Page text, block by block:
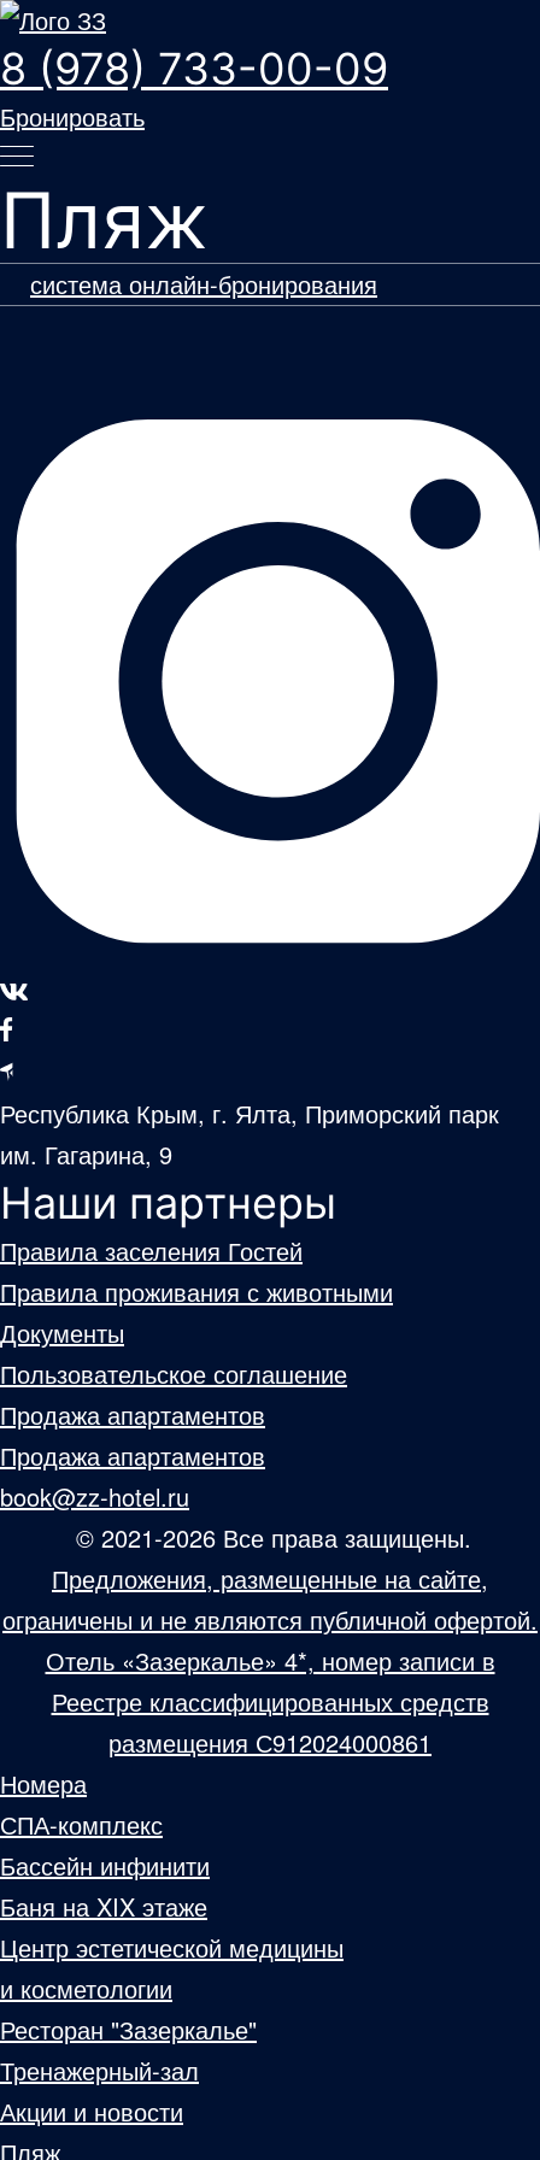
8 (978) 733-00-09
Бронировать
Пляж
система онлайн-бронирования
Республика Крым, г. Ялта, Приморский парк
им. Гагарина, 9
Наши партнеры
Правила заселения Гостей
Правила проживания с животными
Документы
Пользовательское соглашение
Продажа апартаментов
Продажа апартаментов
book@zz-hotel.ru
© 2021-2026 Все права защищены.
Предложения, размещенные на сайте,
ограничены и не являются публичной офертой.
Отель «Зазеркалье» 4*, номер записи в
Реестре классифицированных средств
размещения С912024000861
Номера
СПА-комплекс
Бассейн инфинити
Баня на XIX этаже
Центр эстетической медицины
и косметологии
Ресторан "Зазеркалье"
Тренажерный-зал
Акции и новости
Пляж